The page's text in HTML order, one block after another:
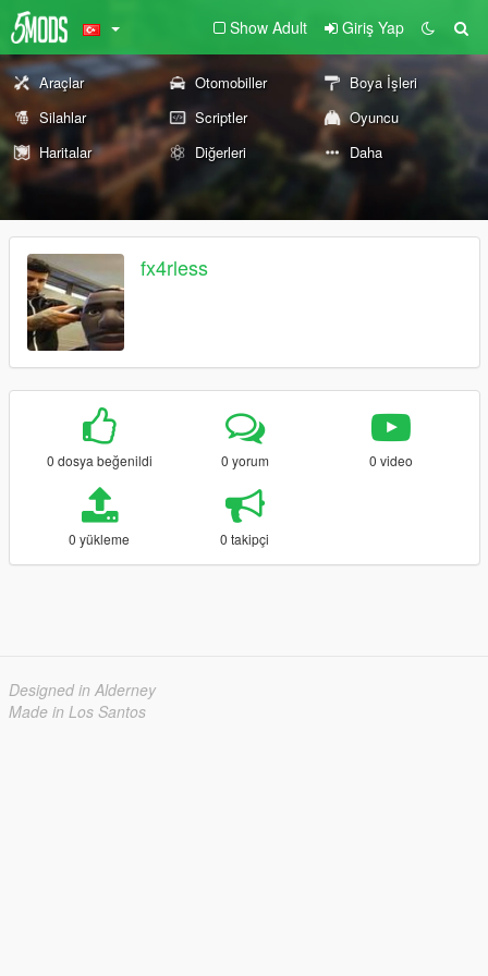
Show Adult Giriş Yap
Araçlar Otomobiller
Boya İşleri
Silahlar
Scriptler
Oyuncu
Haritalar
Diğerleri Daha
fx4rless
0 dosya beğenildi 0 yorum 0 video
0 yükleme 0 takipçi
Designed in Alderney
Made in Los Santos